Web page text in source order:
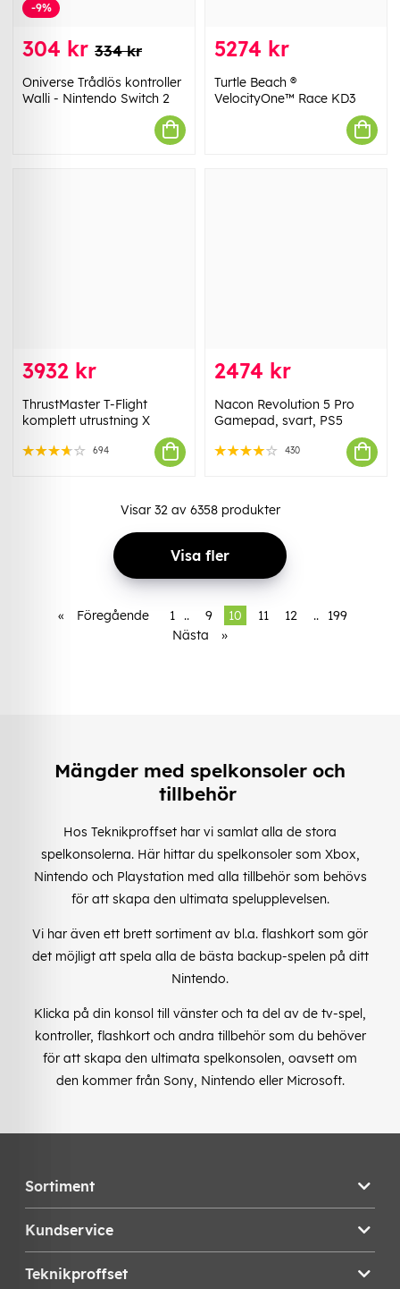
-9%
304 kr 334 kr
Oniverse Trådlös kontroller
Walli - Nintendo Switch 2
5274 kr
Turtle Beach ®
VelocityOne™ Race KD3
3932 kr
ThrustMaster T-Flight
komplett utrustning X
694
2474 kr
Nacon Revolution 5 Pro
Gamepad, svart, PS5
430
Visar 32av 6358produkter
Visa fler
« Föregående 1 .. 9 10 11 12 ..
199
Nästa
»
Mängder med spelkonsoler och
tillbehör
Hos Teknikproffset har vi samlat alla de stora
spelkonsolerna. Här hittar du spelkonsoler som Xbox,
Nintendo och Playstation med alla tillbehör som behövs
för att skapa den ultimata spelupplevelsen.
Vi har även ett brett sortiment av bl.a. flashkort som gör
det möjligt att spela alla de bästa backup-spelen på ditt
Nintendo.
Klicka på din konsol till vänster och ta del av de tv-spel,
kontroller, flashkort och andra tillbehör som du behöver
för att skapa den ultimata spelkonsolen, oavsett om
den kommer från Sony, Nintendo eller Microsoft.
Sortiment
Kundservice
Teknikproffset